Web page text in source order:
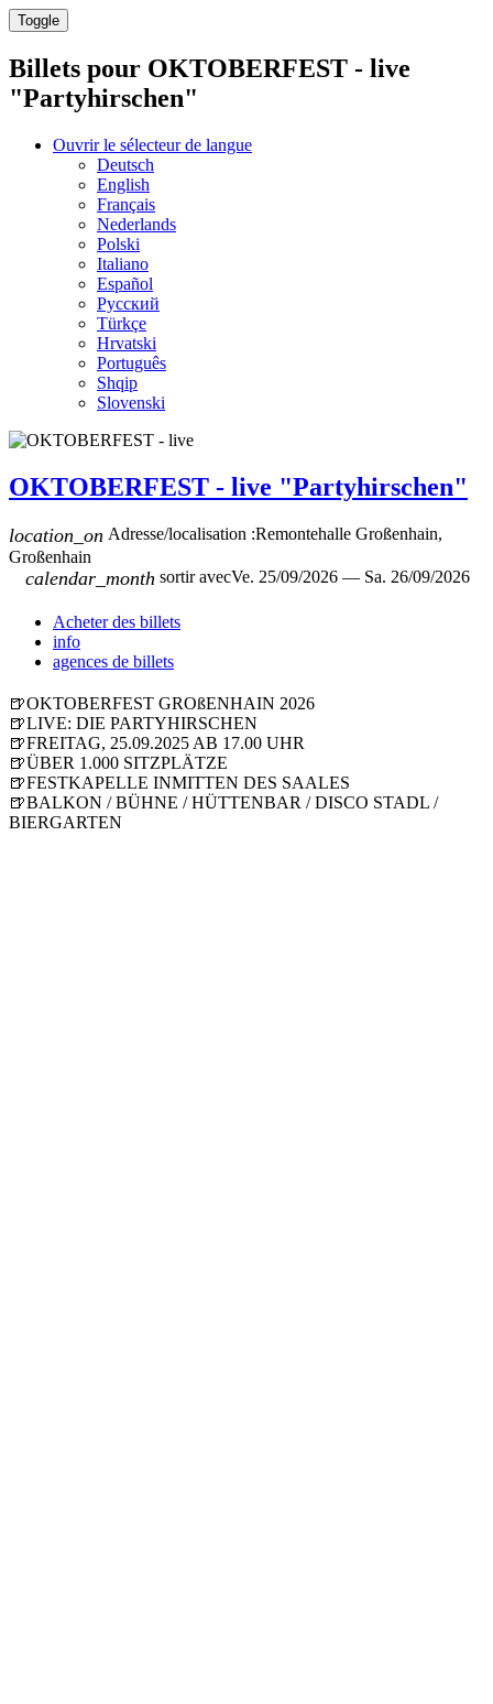
Toggle
Billets pour OKTOBERFEST - live
"Partyhirschen"
Ouvrir le sélecteur de langue
Deutsch
English
Français
Nederlands
Polski
Italiano
Español
Русский
Türkçe
Hrvatski
Português
Shqip
Slovenski
OKTOBERFEST - live "Partyhirschen"
location_on Adresse/localisation :Remontehalle Großenhain,
Großenhain
calendar_month sortir avecVe. 25/09/2026 — Sa. 26/09/2026
Acheter des billets
info
agences de billets
🍺OKTOBERFEST GROßENHAIN 2026
🍺LIVE: DIE PARTYHIRSCHEN
🍺FREITAG, 25.09.2025 AB 17.00 UHR
🍺ÜBER 1.000 SITZPLÄTZE
🍺FESTKAPELLE INMITTEN DES SAALES
🍺BALKON / BÜHNE / HÜTTENBAR / DISCO STADL /
BIERGARTEN